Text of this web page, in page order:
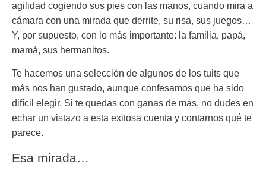
agilidad cogiendo sus pies con las manos, cuando mira a
cámara con una mirada que derrite, su risa, sus juegos…
Y, por supuesto, con lo más importante: la familia, papá,
mamá, sus hermanitos.
Te hacemos una selección de algunos de los tuits que
más nos han gustado, aunque confesamos que ha sido
difícil elegir. Si te quedas con ganas de más, no dudes en
echar un vistazo a esta exitosa cuenta y contarnos qué te
parece.
Esa mirada…